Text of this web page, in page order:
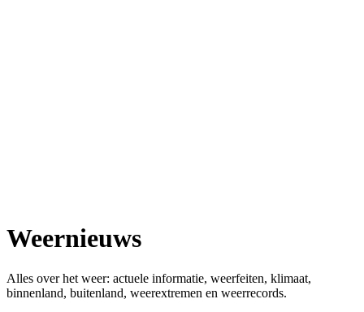
Weernieuws
Alles over het weer: actuele informatie, weerfeiten, klimaat,
binnenland, buitenland, weerextremen en weerrecords.